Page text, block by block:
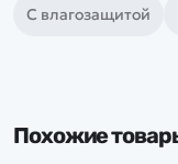
С влагозащитой
Похожие